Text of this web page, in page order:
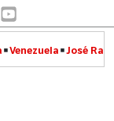
Venezuela José